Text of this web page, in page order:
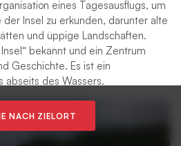
eines Tagesausflugs, um
Insel zu erkunden, darunter alte
und üppige Landschaften.
bekannt und ein Zentrum
Geschichte. Es ist ein
abseits des Wassers.
NACH ZIELORT